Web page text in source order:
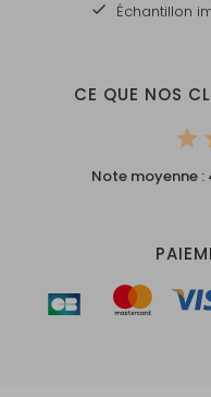
Échantillon
CE QUE NOS
Note moyenne :